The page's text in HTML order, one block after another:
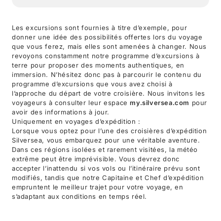
Les excursions sont fournies à titre d’exemple, pour
donner une idée des possibilités offertes lors du voyage
que vous ferez, mais elles sont amenées à changer. Nous
revoyons constamment notre programme d’excursions à
terre pour proposer des moments authentiques, en
immersion. N’hésitez donc pas à parcourir le contenu du
programme d’excursions que vous avez choisi à
l’approche du départ de votre croisière. Nous invitons les
voyageurs à consulter leur espacemy.silversea.com pour
avoir des informations à jour.
Uniquement en voyages d’expédition :
Lorsque vous optez pour l’une des croisières d’expédition
Silversea, vous embarquez pour une véritable aventure.
Dans ces régions isolées et rarement visitées, la météo
extrême peut être imprévisible. Vous devrez donc
accepter l’inattendu si vos vols ou l’itinéraire prévu sont
modifiés, tandis que notre Capitaine et Chef d’expédition
empruntent le meilleur trajet pour votre voyage, en
s’adaptant aux conditions en temps réel.